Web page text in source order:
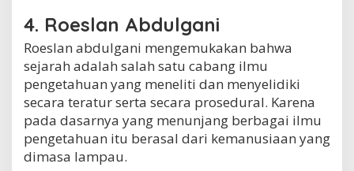
4. Roeslan Abdulgani
Roeslan abdulgani mengemukakan bahwa
sejarah adalah salah satu cabang ilmu
pengetahuan yang meneliti dan menyelidiki
secara teratur serta secara prosedural. Karena
pada dasarnya yang menunjang berbagai ilmu
pengetahuan itu berasal dari kemanusiaan yang
dimasa lampau.